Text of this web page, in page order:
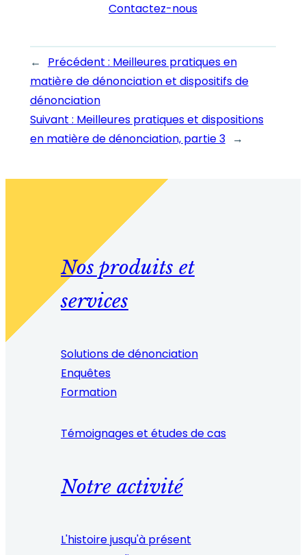
Contactez-nous
← Précédent : Meilleures pratiques en
matière de dénonciation et dispositifs de
dénonciation
Suivant : Meilleures pratiques et dispositions
en matière de dénonciation, partie 3 →
Nos produits et
services
Solutions de dénonciation
Enquêtes
Formation
Témoignages et études de cas
Notre activité
L'histoire jusqu'à présent